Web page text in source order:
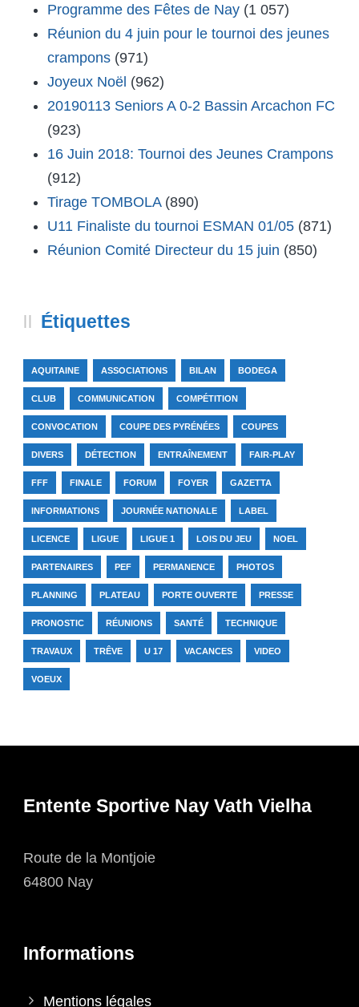
Programme des Fêtes de Nay (1 057)
Réunion du 4 juin pour le tournoi des jeunes
crampons (971)
Joyeux Noël (962)
20190113 Seniors A 0-2 Bassin Arcachon FC
(923)
16 Juin 2018: Tournoi des Jeunes Crampons
(912)
Tirage TOMBOLA (890)
U11 Finaliste du tournoi ESMAN 01/05 (871)
Réunion Comité Directeur du 15 juin (850)
Étiquettes
AQUITAINE ASSOCIATIONS BILAN BODEGA
CLUB COMMUNICATION COMPÉTITION
CONVOCATION COUPE DES PYRÉNÉES COUPES
DIVERS DÉTECTION ENTRAÎNEMENT FAIR-PLAY
FFF FINALE FORUM FOYER GAZETTA
INFORMATIONS JOURNÉE NATIONALE LABEL
LICENCE LIGUE LIGUE 1 LOIS DU JEU NOEL
PARTENAIRES PEF PERMANENCE PHOTOS
PLANNING PLATEAU PORTE OUVERTE PRESSE
PRONOSTIC RÉUNIONS SANTÉ TECHNIQUE
TRAVAUX TRÊVE U 17 VACANCES VIDEO
VOEUX
Entente Sportive Nay Vath Vielha
Route de la Montjoie
64800 Nay
Informations
Mentions légales